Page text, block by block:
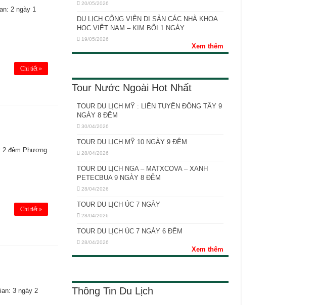
2 ngày 1
Chi tiết »
2 đêm Phương
Chi tiết »
3 ngày 2
20/05/2026
DU LỊCH CÔNG VIÊN DI SẢN CÁC NHÀ KHOA
HỌC VIỆT NAM – KIM BÔI 1 NGÀY
19/05/2026
Xem thêm
Tour Nước Ngoài Hot Nhất
TOUR DU LỊCH MỸ : LIÊN TUYẾN ĐÔNG TÂY 9
NGÀY 8 ĐÊM
30/04/2026
TOUR DU LỊCH MỸ 10 NGÀY 9 ĐÊM
28/04/2026
TOUR DU LỊCH NGA – MATXCOVA – XANH
PETECBUA 9 NGÀY 8 ĐÊM
28/04/2026
TOUR DU LỊCH ÚC 7 NGÀY
28/04/2026
TOUR DU LỊCH ÚC 7 NGÀY 6 ĐÊM
28/04/2026
Xem thêm
Thông Tin Du Lịch